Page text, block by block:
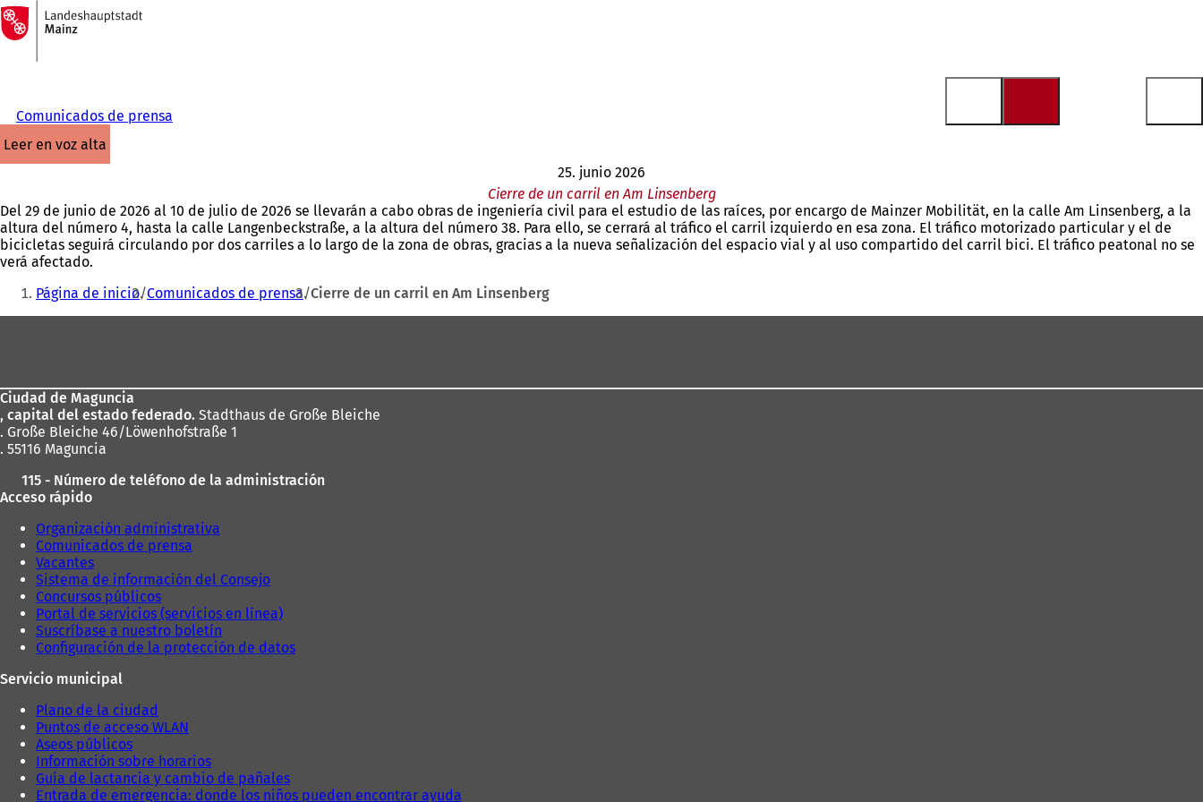
Saltar al contenido
A
la
página
Comunicados de prensa
leer en voz alta
25. junio 2026
Cierre de un carril en Am Linsenberg
Del 29 de junio de 2026 al 10 de julio de 2026 se llevarán a cabo obras de ingeniería civil para el estudio de las raíces, por encargo de Mainzer Mobilität, en la calle Am Linsenberg, a la
altura del número 4, hasta la calle Langenbeckstraße, a la altura del número 38. Para ello, se cerrará al tráfico el carril izquierdo en esa zona. El tráfico motorizado particular y el de
bicicletas seguirá circulando por dos carriles a lo largo de la zona de obras, gracias a la nueva señalización del espacio vial y al uso compartido del carril bici. El tráfico peatonal no se
verá afectado.
Estás
aquí:
Página de inicio Comunicados de prensa Cierre de un carril en Am Linsenberg
pies
Ciudad de Maguncia
, capital del estado federado. Stadthaus de Große Bleiche
. Große Bleiche 46/Löwenhofstraße 1
. 55116 Maguncia
115 - Número de teléfono de la administración
Acceso rápido
Organización administrativa
Comunicados de prensa
Vacantes
Sistema de información del Consejo
Concursos públicos
Portal de servicios (servicios en línea)
Suscríbase a nuestro boletín
Configuración de la protección de datos
Servicio municipal
Plano de la ciudad
Puntos de acceso WLAN
Aseos públicos
Información sobre horarios
Guía de lactancia y cambio de pañales
Entrada de emergencia: donde los niños pueden encontrar ayuda